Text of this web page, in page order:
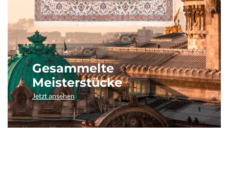
Gesammelte
Meisterstücke
Jetzt ansehen